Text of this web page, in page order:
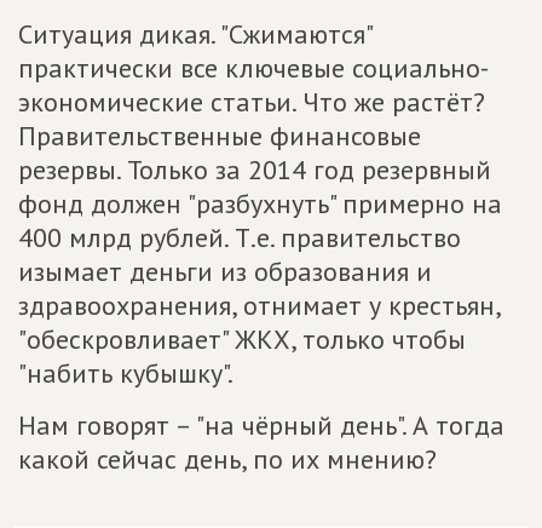
Ситуация дикая. "Сжимаются"
практически все ключевые социально-
экономические статьи. Что же растёт?
Правительственные финансовые
резервы. Только за 2014 год резервный
фонд должен "разбухнуть" примерно на
400 млрд рублей. Т.е. правительство
изымает деньги из образования и
здравоохранения, отнимает у крестьян,
"обескровливает" ЖКХ, только чтобы
"набить кубышку".
Нам говорят – "на чёрный день". А тогда
какой сейчас день, по их мнению?